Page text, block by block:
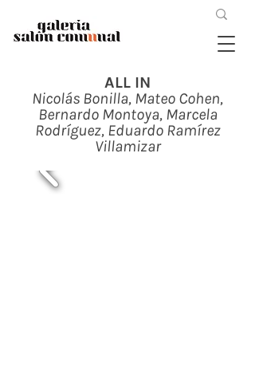
ALL IN
Nicolás Bonilla, Mateo Cohen,
Bernardo Montoya, Marcela
Rodríguez, Eduardo Ramírez
Villamizar